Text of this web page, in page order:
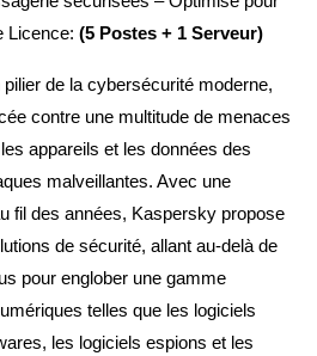
Licence: (5 Postes + 1 Serveur)
pilier de la cybersécurité moderne,
contre une multitude de menaces
appareils et les données des
malveillantes. Avec une
fil des années, Kaspersky propose
de sécurité, allant au-delà de
pour englober une gamme
telles que les logiciels
les logiciels espions et les